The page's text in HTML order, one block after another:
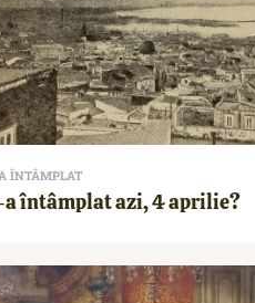
ÎNTÂMPLAT
a întâmplat azi, 4 aprilie?